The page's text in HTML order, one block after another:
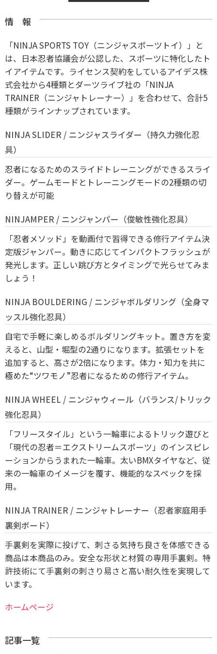
情 報
「NINJA SPORTS TOY（ニンジャスポーツトイ）」と
は、日本忍者協議会が公認した、スポーツに特化したト
イアイテムです。ライセンス契約をしているアイデス株
式会社から4種類とダーツライブ社の「NINJA
TRAINER（ニンジャトレーナー）」を合わせて、合計5
種類がラインナップされています。
NINJA SLIDER / ニンジャスライダー（持久力強化忍
具）
忍者になるためのスライドトレーニングができるスライ
ダー。ゲームモードとトレーニングモードの2種類の切
り替えが可能
NINJAMPER / ニンジャンパー（俊敏性強化忍具）
「忍者メソッド」を動画付で習得できる修行アイテム決
定版ジャンパー。動きに応じてインパクトフラッシュが
発光します。正しい跳び方とタイミングで光らせてみま
しょう！
NINJA BOULDERING / ニンジャボルダリング（全身マ
ッスル強化忍具）
自宅で手軽に楽しめるボルダリングキット。置き方を変
えると、山型・堀型の2通りになります。拡張セットを
追加すると、高さが2倍になります。体力・知力を共に
極めた“ツワモノ”忍者になるための修行アイテム。
NINJA WHEEL / ニンジャウィール（バランス/トリック
強化忍具）
「フリースタイル」という一輪車によるトリック遊びと
「現代の忍者＝エクストリームスポーツ」のインスピレ
ーションからうまれた一輪車。太いBMXタイヤなど、従
来の一輪車のイメージを覆す、機能的なスペックを採
用。
NINJA TRAINER / ニンジャトレーナー（忍者家庭用手
裏剣ボード）
手裏剣を実際に投げて、刺さる気持ち良さを体感できる
商品は本商品のみ。安全な形状と材質の専用手裏剣。特
許技術にて手裏剣の刺さり易さと高い耐久性を実現して
います。
ホームページ
記事一覧